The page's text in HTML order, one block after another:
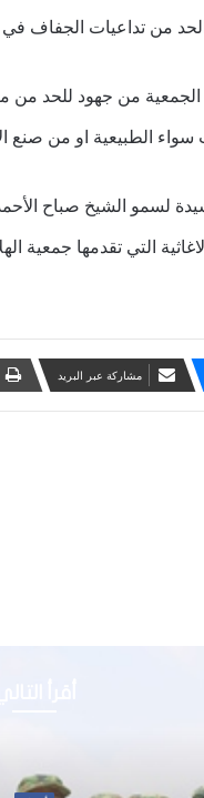
من تداعيات الجفاف
من جهود للحد من
الطبيعية او من صنع
لسمو الشيخ صباح
التي تقدمها
مشاركة عبر البريد